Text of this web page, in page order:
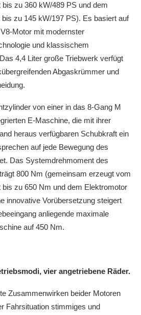
zu 360 kW/489 PS und dem
zu 145 kW/197 PS). Es basiert auf
Motor mit modernster
und klassischem
4,4 Liter große Triebwerk verfügt
Abgaskrümmer und
von einer in das 8-Gang M
E-Maschine, die mit ihrer
heraus verfügbaren Schubkraft ein
auf jede Bewegung des
Das Systemdrehmoment des
800 Nm (gemeinsam erzeugt vom
zu 650 Nm und dem Elektromotor
innovative Vorübersetzung steigert
anliegende maximale
auf 450 Nm.
vier angetriebene Räder.
Zusammenwirken beider Motoren
Fahrsituation stimmiges und